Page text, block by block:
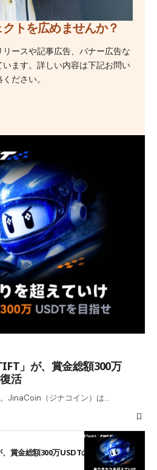
トを広めませんか？
ースや記事広告、バナー広告な
ます。詳しい内容は下記お問い
ださい。
」が、賞金総額300万
活
JinaCoin（ジナコイン）は…
金総額300万USDTのレースとして復